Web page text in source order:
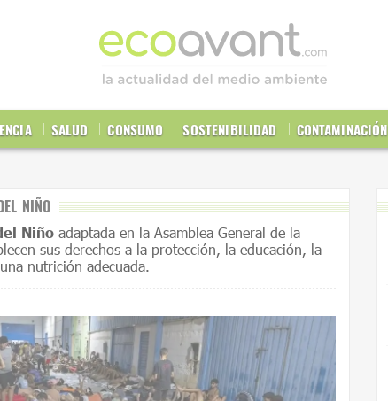
SALUD CONSUMO SOSTENIBILIDAD CONTAMINACIÓN
NIÑO
Niño adaptada en la Asamblea General de la
sus derechos a la protección, la educación, la
nutrición adecuada.